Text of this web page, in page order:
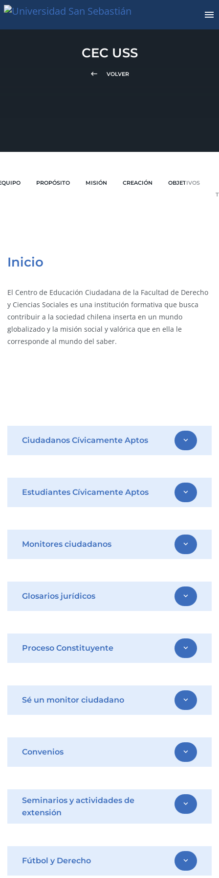
CEC USS
keyboard_backspace VOLVER
PROPÓSITO MISIÓN CREACIÓN
OBJETIVOS
Inicio
El Centro de Educación Ciudadana de la Facultad de Derecho
y Ciencias Sociales es una institución formativa que busca
contribuir a la sociedad chilena inserta en un mundo
globalizado y la misión social y valórica que en ella le
corresponde al mundo del saber.
Ciudadanos Cívicamente Aptos expand_more
Estudiantes Cívicamente Aptos expand_more
Monitores ciudadanos expand_more
Glosarios jurídicos expand_more
Proceso Constituyente expand_more
Sé un monitor ciudadano expand_more
Convenios expand_more
Seminarios y actividades de
extensión
expand_more
Fútbol y Derecho expand_more